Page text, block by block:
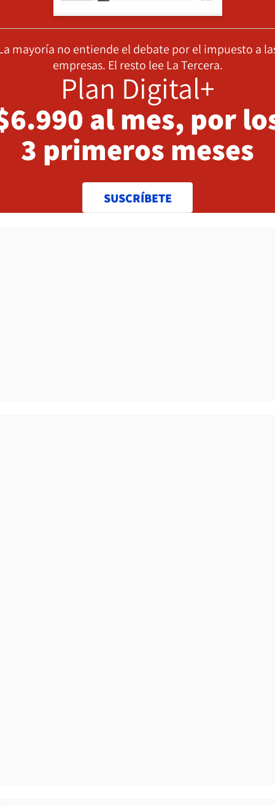
mayoría no entiende el debate por el impuesto a
empresas. El resto lee La Tercera.
Plan Digital+
al mes, por
3 primeros meses
SUSCRÍBETE